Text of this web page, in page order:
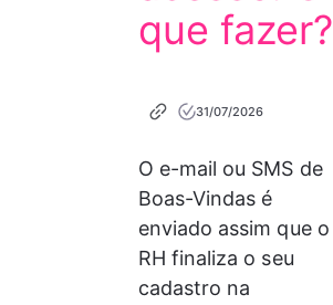
que fazer?
31/07/2026
O e-mail ou SMS de
Boas-Vindas é
enviado assim que o
RH finaliza o seu
cadastro na